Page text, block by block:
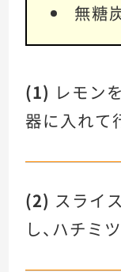
無糖
(1) レモン
器に入れて
(2) スライ
し、ハチミ